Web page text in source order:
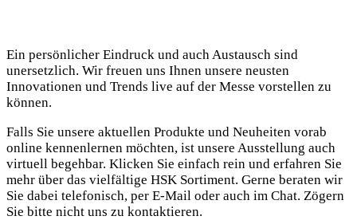
Ein persönlicher Eindruck und auch Austausch sind
unersetzlich. Wir freuen uns Ihnen unsere neusten
Innovationen und Trends live auf der Messe vorstellen zu
können.
Falls Sie unsere aktuellen Produkte und Neuheiten vorab
online kennenlernen möchten, ist unsere Ausstellung auch
virtuell begehbar. Klicken Sie einfach rein und erfahren Sie
mehr über das vielfältige HSK Sortiment. Gerne beraten wir
Sie dabei telefonisch, per E-Mail oder auch im Chat. Zögern
Sie bitte nicht uns zu kontaktieren.